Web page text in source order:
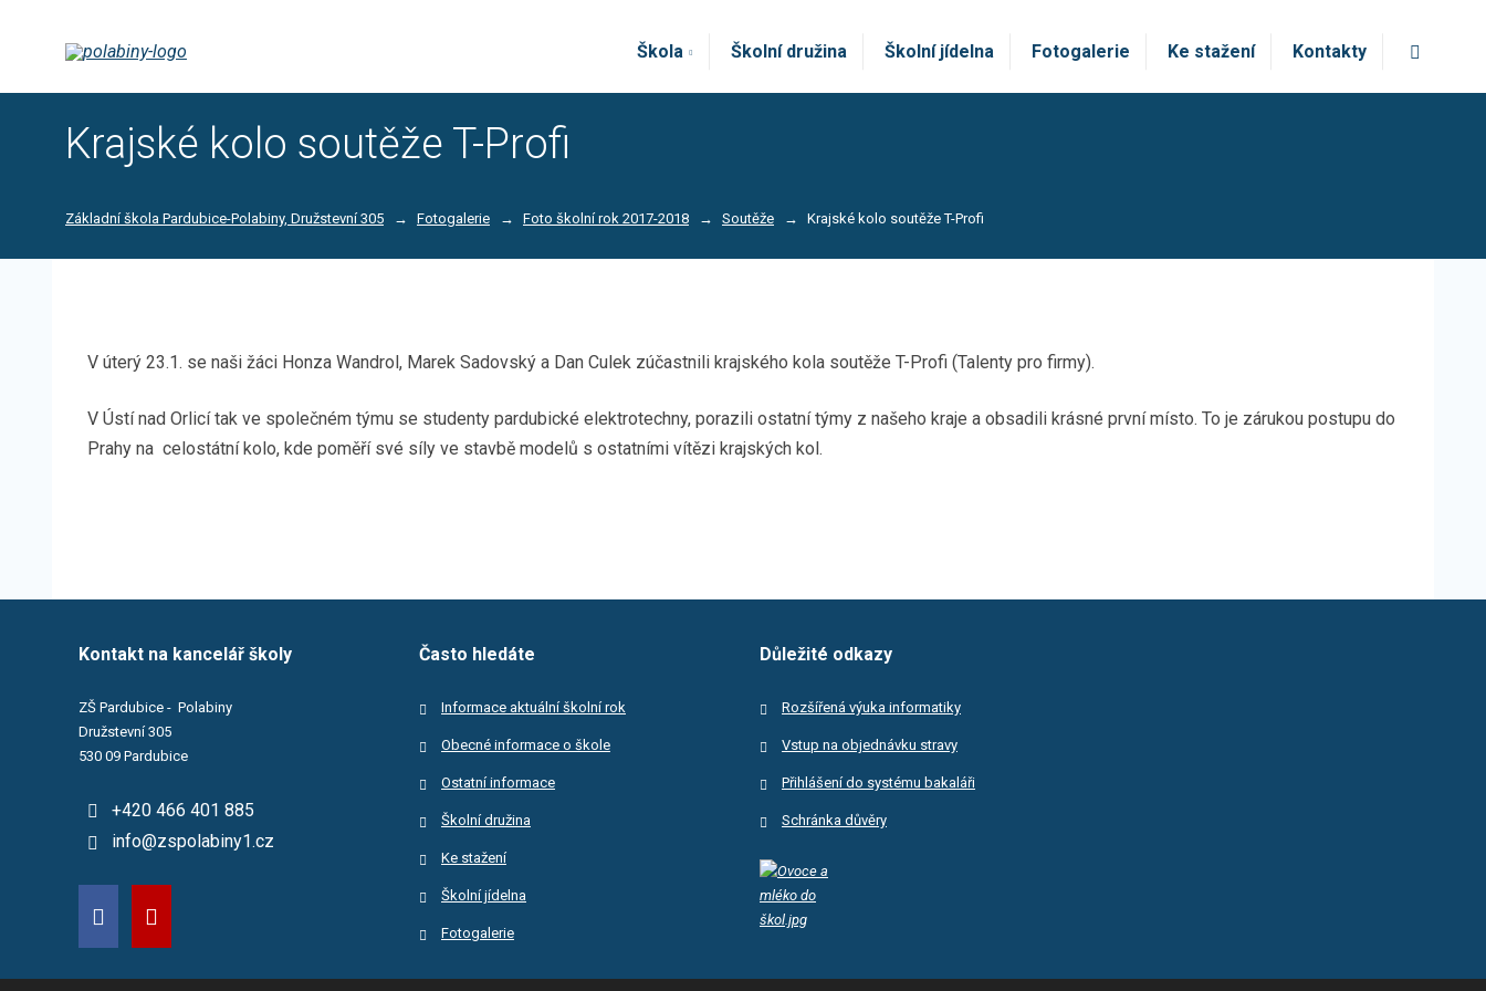
Škola Školní družina Školní jídelna Fotogalerie Ke stažení Kontakty
Krajské kolo soutěže T-Profi
Základní škola Pardubice-Polabiny, Družstevní 305 Fotogalerie Foto školní rok 2017-2018 Soutěže Krajské kolo soutěže T-Profi
V úterý 23.1. se naši žáci Honza Wandrol, Marek Sadovský a Dan Culek zúčastnili krajského kola soutěže T-Profi (Talenty pro firmy).
V Ústí nad Orlicí tak ve společném týmu se studenty pardubické elektrotechny, porazili ostatní týmy z našeho kraje a obsadili krásné první místo. To je zárukou postupu do
Prahy na celostátní kolo, kde poměří své síly ve stavbě modelů s ostatními vítězi krajských kol.
Kontakt na kancelář školy
ZŠ Pardubice - Polabiny
Družstevní 305
530 09 Pardubice
+420 466 401 885
info@zspolabiny1.cz
Často hledáte
Informace aktuální školní rok
Obecné informace o škole
Ostatní informace
Školní družina
Ke stažení
Školní jídelna
Fotogalerie
Důležité odkazy
Rozšířená výuka informatiky
Vstup na objednávku stravy
Přihlášení do systému bakaláři
Schránka důvěry